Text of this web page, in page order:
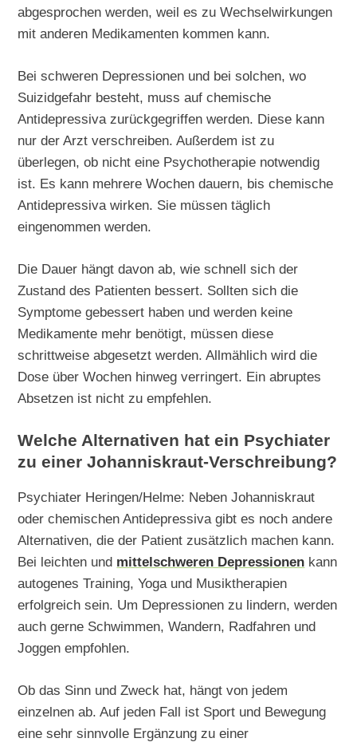
abgesprochen werden, weil es zu Wechselwirkungen
mit anderen Medikamenten kommen kann.
Bei schweren Depressionen und bei solchen, wo
Suizidgefahr besteht, muss auf chemische
Antidepressiva zurückgegriffen werden. Diese kann
nur der Arzt verschreiben. Außerdem ist zu
überlegen, ob nicht eine Psychotherapie notwendig
ist. Es kann mehrere Wochen dauern, bis chemische
Antidepressiva wirken. Sie müssen täglich
eingenommen werden.
Die Dauer hängt davon ab, wie schnell sich der
Zustand des Patienten bessert. Sollten sich die
Symptome gebessert haben und werden keine
Medikamente mehr benötigt, müssen diese
schrittweise abgesetzt werden. Allmählich wird die
Dose über Wochen hinweg verringert. Ein abruptes
Absetzen ist nicht zu empfehlen.
Welche Alternativen hat ein Psychiater
zu einer Johanniskraut-Verschreibung?
Psychiater Heringen/Helme: Neben Johanniskraut
oder chemischen Antidepressiva gibt es noch andere
Alternativen, die der Patient zusätzlich machen kann.
Bei leichten und mittelschweren Depressionen kann
autogenes Training, Yoga und Musiktherapien
erfolgreich sein. Um Depressionen zu lindern, werden
auch gerne Schwimmen, Wandern, Radfahren und
Joggen empfohlen.
Ob das Sinn und Zweck hat, hängt von jedem
einzelnen ab. Auf jeden Fall ist Sport und Bewegung
eine sehr sinnvolle Ergänzung zu einer